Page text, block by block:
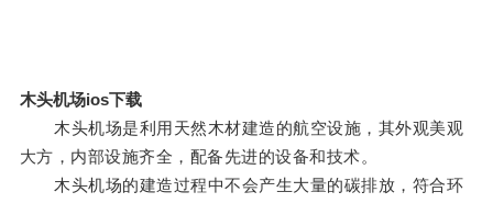
木头机场ios下载
木头机场是利用天然木材建造的航空设施，其外观美观
大方，内部设施齐全，配备先进的设备和技术。
木头机场的建造过程中不会产生大量的碳排放，符合环